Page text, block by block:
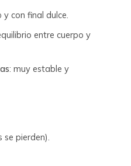
con final dulce.
entre cuerpo y
: muy estable y
pierden).